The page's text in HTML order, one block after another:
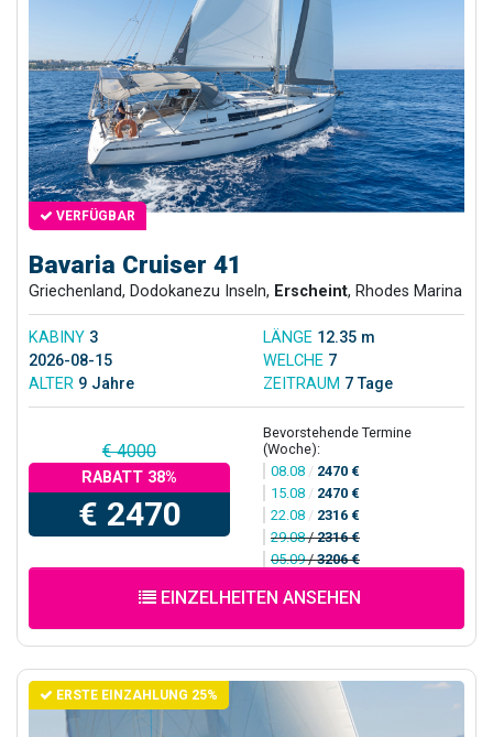
VERFÜGBAR
Bavaria Cruiser 41
Griechenland, Dodokanezu Inseln, Erscheint, Rhodes Marina
KABINY 3 LÄNGE 12.35 m
2026-08-15
WELCHE 7
ALTER 9 Jahre ZEITRAUM 7 Tage
€ 4000
RABATT 38%
€ 2470
Bevorstehende Termine
(Woche):
08.08 / 2470 €
15.08 / 2470 €
22.08 / 2316 €
29.08/2316 €
05.09/3206 €
EINZELHEITEN ANSEHEN
ERSTE EINZAHLUNG 25%